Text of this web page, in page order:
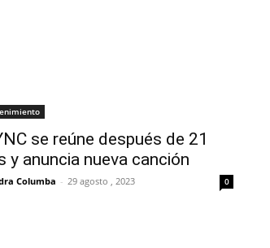
se reúne después de 21
y anuncia nueva canción
Columba - 29 agosto , 2023 0